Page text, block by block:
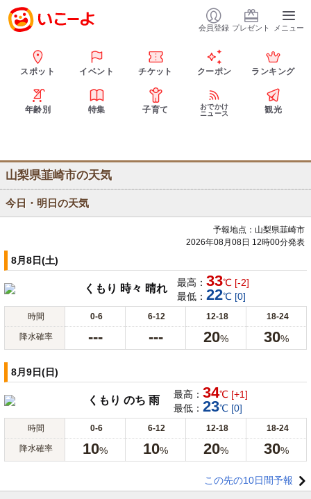
会員登録 プレゼント メニュー
スポット イベント チケット クーポン ランキング
年齢別 特集 子育て
おでかけ
ニュース
観光
山梨県韮崎市の天気
今日・明日の天気
予報地点：山梨県韮崎市
2026年08月08日 12時00分発表
8月8日(土)
くもり 時々 晴れ 最高： 33℃ [-2]
最低： 22℃ [0]
時間 0-6 6-12 12-18 18-24
降水確率 --- --- 20% 30%
8月9日(日)
くもり のち 雨 最高： 34℃ [+1]
最低： 23℃ [0]
時間 0-6 6-12 12-18 18-24
降水確率 10% 10% 20% 30%
この先の10日間予報